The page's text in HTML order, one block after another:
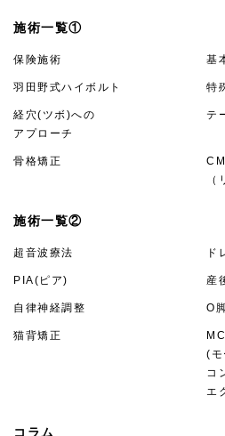
施術一覧①
保険施術 基
羽田野式ハイボルト 特
経穴(ツボ)への
アプローチ
テ
骨格矯正
（
施術一覧②
超音波療法 ド
PIA(ピア) 産
自律神経調整 O
猫背矯正
(モ
コ
エ
コラム